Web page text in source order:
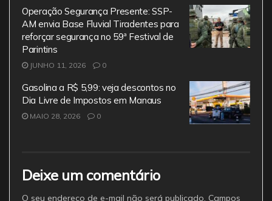
Operação Segurança Presente: SSP-
AM envia Base Fluvial Tiradentes para
reforçar segurança no 59ª Festival de
Parintins
JUNHO 11, 2026 0
Gasolina a R$ 5,99: veja descontos no
Dia Livre de Impostos em Manaus
MAIO 28, 2026 0
Deixe um comentário
O seu endereço de e-mail não será publicado. Campos